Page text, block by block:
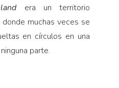
era un territorio
donde muchas veces se
en círculos en una
parte.